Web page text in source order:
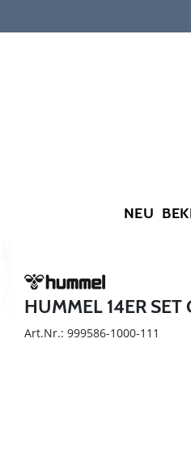
NEU
HUMMEL 14ER
Art.Nr.: 999586-1000-111